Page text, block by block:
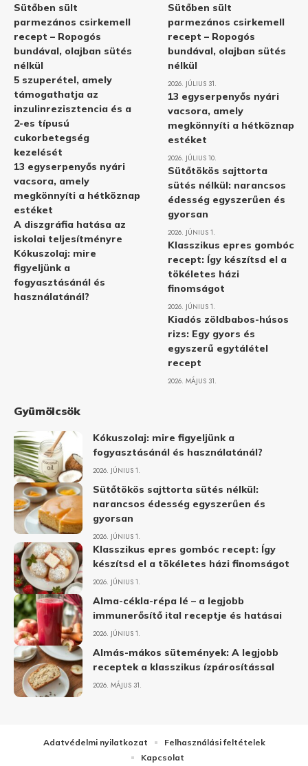
Sütőben sült
parmezános csirkemell
recept – Ropogós
bundával, olajban sütés
nélkül
5 szuperétel, amely
támogathatja az
inzulinrezisztencia és a
2-es típusú
cukorbetegség
kezelését
13 egyserpenyős nyári
vacsora, amely
megkönnyíti a hétköznap
estéket
A diszgráfia hatása az
iskolai teljesítményre
Kókuszolaj: mire
figyeljünk a
fogyasztásánál és
használatánál?
Sütőben sült
parmezános csirkemell
recept – Ropogós
bundával, olajban sütés
nélkül
2026. JÚLIUS 31.
13 egyserpenyős nyári
vacsora, amely
megkönnyíti a hétköznap
estéket
2026. JÚLIUS 10.
Sütőtökös sajttorta
sütés nélkül: narancsos
édesség egyszerűen és
gyorsan
2026. JÚNIUS 1.
Klasszikus epres gombóc
recept: Így készítsd el a
tökéletes házi
finomságot
2026. JÚNIUS 1.
Kiadós zöldbabos-húsos
rizs: Egy gyors és
egyszerű egytálétel
recept
2026. MÁJUS 31.
Gyümölcsök
Kókuszolaj: mire figyeljünk a
fogyasztásánál és használatánál?
2026. JÚNIUS 1.
Sütőtökös sajttorta sütés nélkül:
narancsos édesség egyszerűen és
gyorsan
2026. JÚNIUS 1.
Klasszikus epres gombóc recept: Így
készítsd el a tökéletes házi finomságot
2026. JÚNIUS 1.
Alma-cékla-répa lé – a legjobb
immunerősítő ital receptje és hatásai
2026. JÚNIUS 1.
Almás-mákos sütemények: A legjobb
receptek a klasszikus ízpárosítással
2026. MÁJUS 31.
Adatvédelmi nyilatkozat
Felhasználási feltételek
Kapcsolat